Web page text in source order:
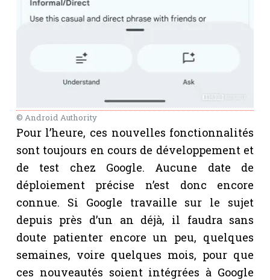
© Android Authority
Pour l’heure, ces nouvelles fonctionnalités
sont toujours en cours de développement et
de test chez Google. Aucune date de
déploiement précise n’est donc encore
connue. Si Google travaille sur le sujet
depuis près d’un an déjà, il faudra sans
doute patienter encore un peu, quelques
semaines, voire quelques mois, pour que
ces nouveautés soient intégrées à Google